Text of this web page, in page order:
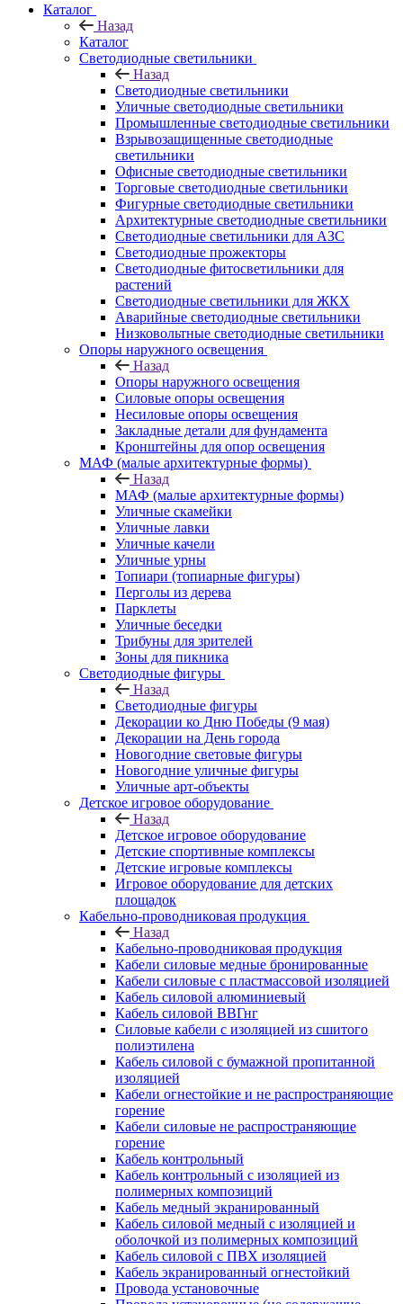
Каталог
Назад
Каталог
Светодиодные светильники
Назад
Светодиодные светильники
Уличные светодиодные светильники
Промышленные светодиодные светильники
Взрывозащищенные светодиодные
светильники
Офисные светодиодные светильники
Торговые светодиодные светильники
Фигурные светодиодные светильники
Архитектурные светодиодные светильники
Светодиодные светильники для АЗС
Светодиодные прожекторы
Светодиодные фитосветильники для
растений
Светодиодные светильники для ЖКХ
Аварийные светодиодные светильники
Низковольтные светодиодные светильники
Опоры наружного освещения
Назад
Опоры наружного освещения
Силовые опоры освещения
Несиловые опоры освещения
Закладные детали для фундамента
Кронштейны для опор освещения
МАФ (малые архитектурные формы)
Назад
МАФ (малые архитектурные формы)
Уличные скамейки
Уличные лавки
Уличные качели
Уличные урны
Топиари (топиарные фигуры)
Перголы из дерева
Парклеты
Уличные беседки
Трибуны для зрителей
Зоны для пикника
Светодиодные фигуры
Назад
Светодиодные фигуры
Декорации ко Дню Победы (9 мая)
Декорации на День города
Новогодние световые фигуры
Новогодние уличные фигуры
Уличные арт-объекты
Детское игровое оборудование
Назад
Детское игровое оборудование
Детские спортивные комплексы
Детские игровые комплексы
Игровое оборудование для детских
площадок
Кабельно-проводниковая продукция
Назад
Кабельно-проводниковая продукция
Кабели силовые медные бронированные
Кабели силовые с пластмассовой изоляцией
Кабель силовой алюминиевый
Кабель силовой ВВГнг
Силовые кабели с изоляцией из сшитого
полиэтилена
Кабель силовой с бумажной пропитанной
изоляцией
Кабели огнестойкие и не распространяющие
горение
Кабели силовые не распространяющие
горение
Кабель контрольный
Кабель контрольный с изоляцией из
полимерных композиций
Кабель медный экранированный
Кабель силовой медный с изоляцией и
оболочкой из полимерных композиций
Кабель силовой с ПВХ изоляцией
Кабель экранированный огнестойкий
Провода установочные